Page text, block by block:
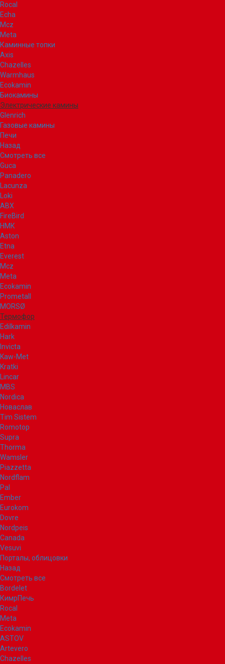
Rocal
Echa
Mcz
Meta
Каминные топки
Axis
Chazelles
Warmhaus
Ecokamin
Биокамины
Электрические камины
Glenrich
Газовые камины
Печи
Назад
Смотреть все
Guca
Panadero
Lacunza
Loki
ABX
FireBird
НМК
Aston
Etna
Everest
Mcz
Meta
Ecokamin
Prometall
MORSØ
Термофор
Edilkamin
Hark
Invicta
Kaw-Met
Kratki
Lincar
MBS
Nordica
Новаслав
Tim Sistem
Romotop
Supra
Thorma
Wamsler
Piazzetta
Nordflam
Pal
Ember
Eurokom
Dovre
Nordpeis
Canada
Vesuvi
Порталы, облицовки
Назад
Смотреть все
Bordelet
КимрПечь
Rocal
Meta
Ecokamin
ASTOV
Artevero
Chazelles